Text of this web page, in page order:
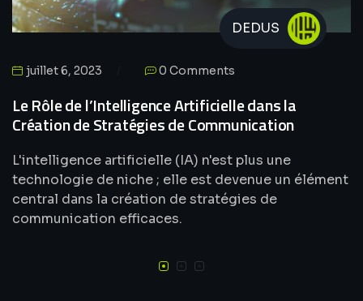
DEDUS
juillet 6, 2023 0 Comments
Le Rôle de l’Intelligence Artificielle dans la
Création de Stratégies de Communication
L'intelligence artificielle (IA) n'est plus une
technologie de niche ; elle est devenue un élément
central dans la création de stratégies de
communication efficaces.